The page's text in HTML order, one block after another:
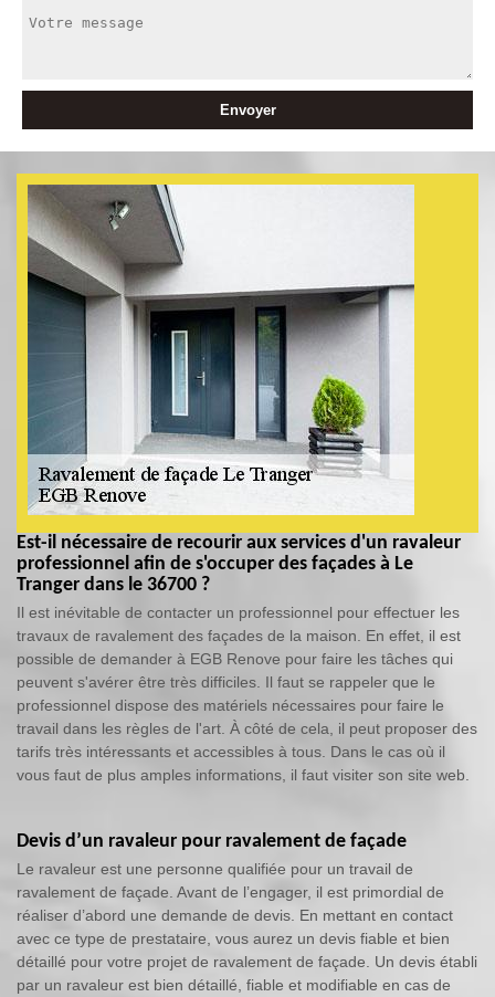
Est-il nécessaire de recourir aux services d'un ravaleur
professionnel afin de s'occuper des façades à Le
Tranger dans le 36700 ?
Il est inévitable de contacter un professionnel pour effectuer les
travaux de ravalement des façades de la maison. En effet, il est
possible de demander à EGB Renove pour faire les tâches qui
peuvent s'avérer être très difficiles. Il faut se rappeler que le
professionnel dispose des matériels nécessaires pour faire le
travail dans les règles de l'art. À côté de cela, il peut proposer des
tarifs très intéressants et accessibles à tous. Dans le cas où il
vous faut de plus amples informations, il faut visiter son site web.
Devis d’un ravaleur pour ravalement de façade
Le ravaleur est une personne qualifiée pour un travail de
ravalement de façade. Avant de l’engager, il est primordial de
réaliser d’abord une demande de devis. En mettant en contact
avec ce type de prestataire, vous aurez un devis fiable et bien
détaillé pour votre projet de ravalement de façade. Un devis établi
par un ravaleur est bien détaillé, fiable et modifiable en cas de